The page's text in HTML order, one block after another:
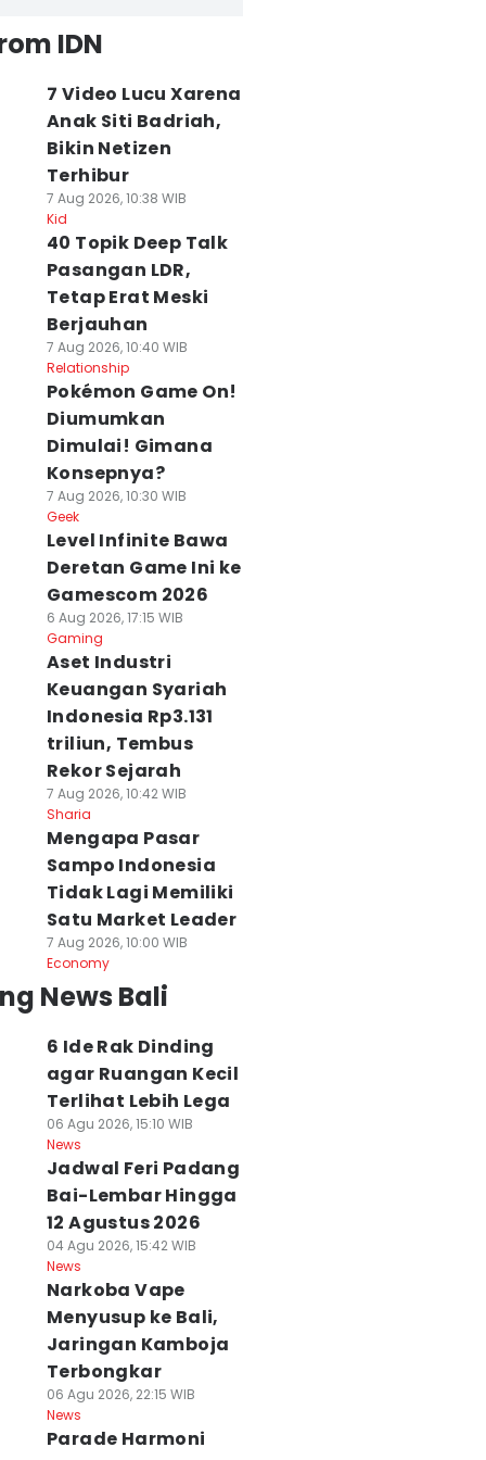
IDN
7 Video Lucu Xarena
Anak Siti Badriah,
Bikin Netizen
Terhibur
7 Aug 2026, 10:38 WIB
Kid
40 Topik Deep Talk
Pasangan LDR,
Tetap Erat Meski
Berjauhan
7 Aug 2026, 10:40 WIB
Relationship
Pokémon Game On!
Diumumkan
Dimulai! Gimana
Konsepnya?
7 Aug 2026, 10:30 WIB
Geek
Level Infinite Bawa
Deretan Game Ini ke
Gamescom 2026
6 Aug 2026, 17:15 WIB
Gaming
Aset Industri
Keuangan Syariah
Indonesia Rp3.131
triliun, Tembus
Rekor Sejarah
7 Aug 2026, 10:42 WIB
Sharia
Mengapa Pasar
Sampo Indonesia
Tidak Lagi Memiliki
Satu Market Leader
7 Aug 2026, 10:00 WIB
Economy
News Bali
6 Ide Rak Dinding
agar Ruangan Kecil
Terlihat Lebih Lega
06 Agu 2026, 15:10 WIB
News
Jadwal Feri Padang
Bai-Lembar Hingga
12 Agustus 2026
04 Agu 2026, 15:42 WIB
News
Narkoba Vape
Menyusup ke Bali,
Jaringan Kamboja
Terbongkar
06 Agu 2026, 22:15 WIB
News
Parade Harmoni